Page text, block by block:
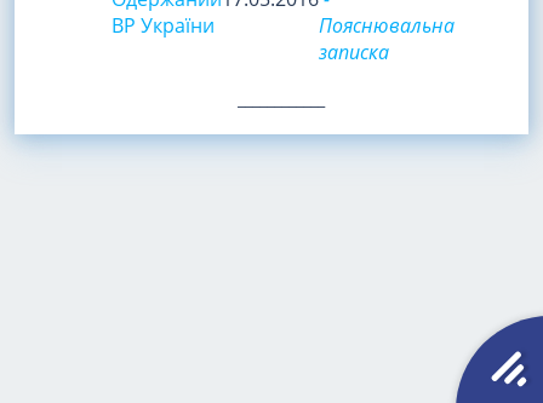
ВР України
Пояснювальна
записка